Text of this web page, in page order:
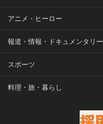
アニメ・ヒーロー
報道・情報・ドキュメンタリー
スポーツ
料理・旅・暮らし